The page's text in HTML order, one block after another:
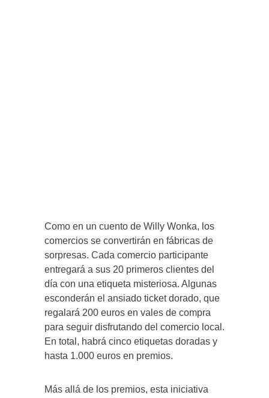
Como en un cuento de Willy Wonka, los
comercios se convertirán en fábricas de
sorpresas. Cada comercio participante
entregará a sus 20 primeros clientes del
día con una etiqueta misteriosa. Algunas
esconderán el ansiado ticket dorado, que
regalará 200 euros en vales de compra
para seguir disfrutando del comercio local.
En total, habrá cinco etiquetas doradas y
hasta 1.000 euros en premios.
Más allá de los premios, esta iniciativa